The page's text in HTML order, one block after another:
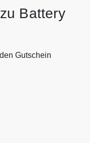
Battery
Gutschein